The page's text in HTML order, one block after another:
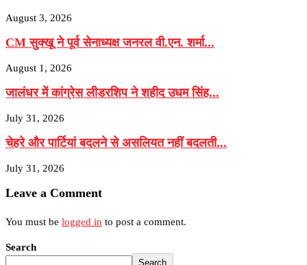
August 3, 2026
CM सुक्खू ने पूर्व सेनाध्यक्ष जनरल वी.एन. शर्मा...
August 1, 2026
जालंधर में कांग्रेस लीडरशिप ने शहीद उधम सिंह...
July 31, 2026
चेहरे और पार्टियां बदलने से असलियत नहीं बदलती...
July 31, 2026
Leave a Comment
You must be logged in to post a comment.
Search
Search